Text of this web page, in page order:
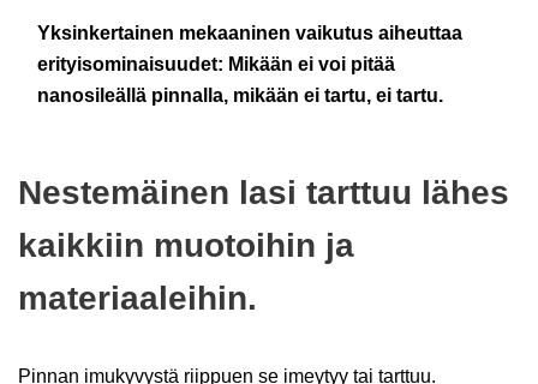
Yksinkertainen mekaaninen vaikutus aiheuttaa
erityisominaisuudet: Mikään ei voi pitää
nanosileällä pinnalla, mikään ei tartu, ei tartu.
Nestemäinen lasi tarttuu lähes
kaikkiin muotoihin ja
materiaaleihin.
Pinnan imukyvystä riippuen se imeytyy tai tarttuu.